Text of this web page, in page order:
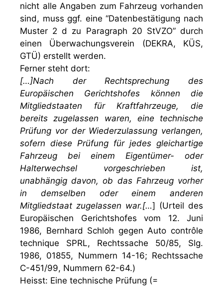
nicht alle Angaben zum Fahrzeug vorhanden
sind, muss ggf. eine “Datenbestätigung nach
Muster 2 d zu Paragraph 20 StVZO” durch
einen Überwachungsverein (DEKRA, KÜS,
GTÜ) erstellt werden.
Ferner steht dort:
[…]Nach der Rechtsprechung des
Europäischen Gerichtshofes können die
Mitgliedstaaten für Kraftfahrzeuge, die
bereits zugelassen waren, eine technische
Prüfung vor der Wiederzulassung verlangen,
sofern diese Prüfung für jedes gleichartige
Fahrzeug bei einem Eigentümer- oder
Halterwechsel vorgeschrieben ist,
unabhängig davon, ob das Fahrzeug vorher
in demselben oder einem anderen
Mitgliedstaat zugelassen war.[…] (Urteil des
Europäischen Gerichtshofes vom 12. Juni
1986, Bernhard Schloh gegen Auto contrôle
technique SPRL, Rechtssache 50/85, Slg.
1986, 01855, Nummern 14-16; Rechtssache
C-451/99, Nummern 62-64.)
Heisst: Eine technische Prüfung (=